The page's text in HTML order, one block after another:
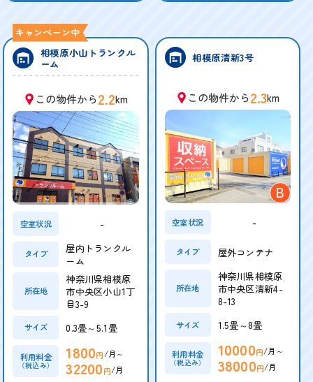
相模原小山トランクル
ーム
この物件から2.2km
空室状況 -
タイプ
屋内トランクル
ーム
所在地
神奈川県相模原
市中央区小山1丁
目3-9
サイズ 0.3畳～5.1畳
利用料金
（税込み）
1800円/月～
32200円/月
相模原清新3号
この物件から2.3km
B
空室状況 -
タイプ 屋外コンテナ
所在地
神奈川県相模原
市中央区清新4-
8-13
サイズ 1.5畳～8畳
利用料金
（税込み）
10000円/月～
38000円/月